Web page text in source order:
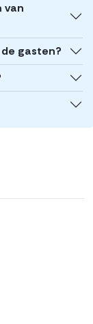
van
gasten?